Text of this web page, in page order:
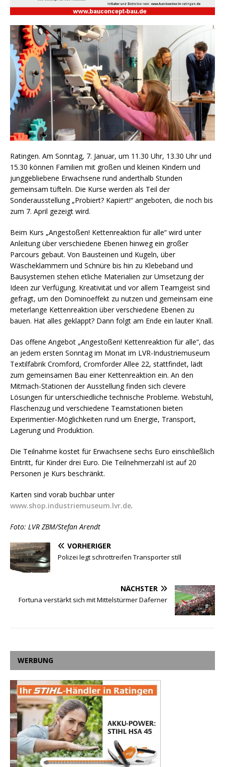
Ratingen. Am Sonntag, 7. Januar, um 11.30 Uhr, 13.30 Uhr und
15.30 können Familien mit großen und kleinen Kindern und
junggebliebene Erwachsene rund anderthalb Stunden
gemeinsam tüfteln. Die Kurse werden als Teil der
Sonderausstellung „Probiert? Kapiert!“ angeboten, die noch bis
zum 7. April gezeigt wird.
Beim Kurs „Angestoßen! Kettenreaktion für alle“ wird unter
Anleitung über verschiedene Ebenen hinweg ein großer
Parcours gebaut. Von Bausteinen und Kugeln, über
Wäscheklammern und Schnüre bis hin zu Klebeband und
Bausystemen stehen etliche Materialien zur Umsetzung der
Ideen zur Verfügung. Kreativität und vor allem Teamgeist sind
gefragt, um den Dominoeffekt zu nutzen und gemeinsam eine
meterlange Kettenreaktion über verschiedene Ebenen zu
bauen. Hat alles geklappt? Dann folgt am Ende ein lauter Knall.
Das offene Angebot „Angestoßen! Kettenreaktion für alle“, das
an jedem ersten Sonntag im Monat im LVR-Industriemuseum
Textilfabrik Cromford, Cromforder Allee 22, stattfindet, lädt
zum gemeinsamen Bau einer Kettenreaktion ein. An den
Mitmach-Stationen der Ausstellung finden sich clevere
Lösungen für unterschiedliche technische Probleme. Webstuhl,
Flaschenzug und verschiedene Teamstationen bieten
Experimentier-Möglichkeiten rund um Energie, Transport,
Lagerung und Produktion.
Die Teilnahme kostet für Erwachsene sechs Euro einschließlich
Eintritt, für Kinder drei Euro. Die Teilnehmerzahl ist auf 20
Personen je Kurs beschränkt.
Karten sind vorab buchbar unter
www.shop.industriemuseum.lvr.de.
Foto: LVR ZBM/Stefan Arendt
VORHERIGER
Polizei legt schrottreifen Transporter still
NÄCHSTER
Fortuna verstärkt sich mit Mittelstürmer Daferner
WERBUNG